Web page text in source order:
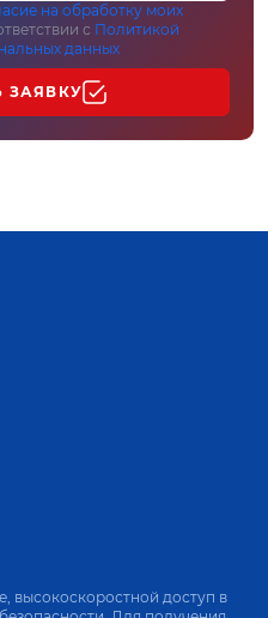
на обработку моих
с Политикой
данных
ЗАЯВКУ
высокоскоростной доступ в